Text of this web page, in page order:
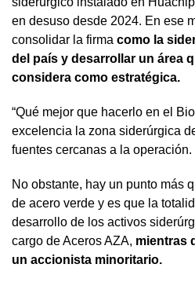
en desuso desde 2024. En ese
consolidar la firma como la
del país y desarrollar un área
considera como estratégica.
“Qué mejor que hacerlo en el
excelencia la zona siderúrgica
fuentes cercanas a la operación.
No obstante, hay un punto más
de acero verde y es que la
desarrollo de los activos
cargo de Aceros AZA, mientras
un accionista minoritario.